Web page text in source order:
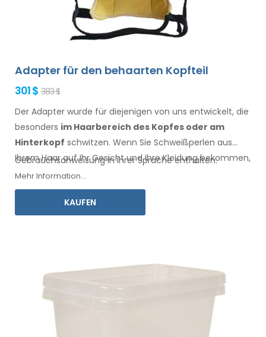
Adapter für den behaarten Kopfteil
301 $ 383 $
Der Adapter wurde für diejenigen von uns entwickelt, die
besonders im Haarbereich des Kopfes oder am
Hinterkopf schwitzen. Wenn Sie Schweißperlen aus
Ihrem Haarauf Ihr Gesichtund Ihre Kleidungbekommen,
ist dieser Adapter, zusammen mit Electro Antiperspirant
Forte oder Electro Antiperspirant ELITE, für Sie.
Gebrauchsanweisung in Ihrer Sprache enthalten.
Mehr Information...
KAUFEN